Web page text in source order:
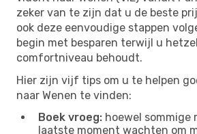
zeker van te zijn dat u de beste
ook deze eenvoudige stappen
begin met besparen terwijl u
comfortniveau behoudt.
Hier zijn vijf tips om u te helpen
naar Wenen te vinden:
Boek vroeg: hoewel
laatste moment wachten om